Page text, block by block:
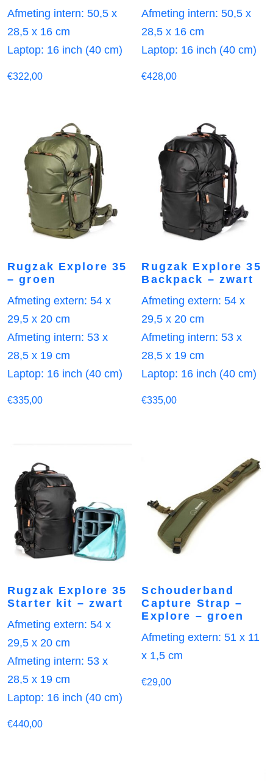
Afmeting intern: 50,5 x
28,5 x 16 cm
Laptop: 16 inch (40 cm)
€322,00
Afmeting intern: 50,5 x
28,5 x 16 cm
Laptop: 16 inch (40 cm)
€428,00
Rugzak Explore 35
– groen
Afmeting extern: 54 x
29,5 x 20 cm
Afmeting intern: 53 x
28,5 x 19 cm
Laptop: 16 inch (40 cm)
€335,00
Rugzak Explore 35
Backpack – zwart
Afmeting extern: 54 x
29,5 x 20 cm
Afmeting intern: 53 x
28,5 x 19 cm
Laptop: 16 inch (40 cm)
€335,00
Rugzak Explore 35
Starter kit – zwart
Afmeting extern: 54 x
29,5 x 20 cm
Afmeting intern: 53 x
28,5 x 19 cm
Laptop: 16 inch (40 cm)
€440,00
Schouderband
Capture Strap –
Explore – groen
Afmeting extern: 51 x 11
x 1,5 cm
€29,00